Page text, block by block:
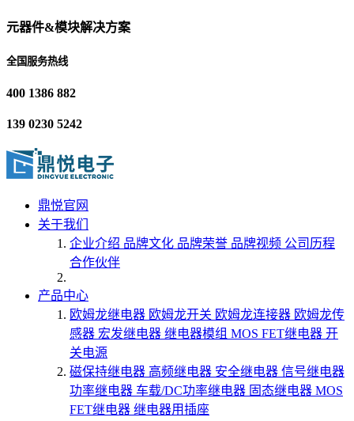
元器件&模块解决方案
全国服务热线
400 1386 882
139 0230 5242
鼎悦官网
关于我们
企业介绍 品牌文化 品牌荣誉 品牌视频 公司历程
合作伙伴
产品中心
欧姆龙继电器 欧姆龙开关 欧姆龙连接器 欧姆龙传
感器 宏发继电器 继电器模组 MOS FET继电器 开
关电源
磁保持继电器 高频继电器 安全继电器 信号继电器
功率继电器 车载/DC功率继电器 固态继电器 MOS
FET继电器 继电器用插座